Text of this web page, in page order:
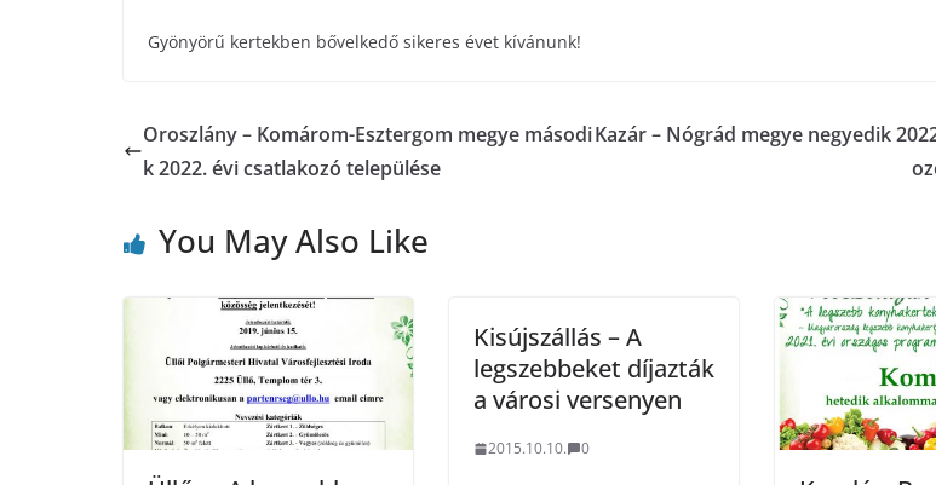
Gyönyörű kertekben bővelkedő sikeres évet kívánunk!
Oroszlány – Komárom-Esztergom megye másodi
k 2022. évi csatlakozó települése
Kazár – Nógrád megye negyedik
You May Also Like
Kisújszállás – A
legszebbeket díjazták
a városi versenyen
2015.10.10. 0